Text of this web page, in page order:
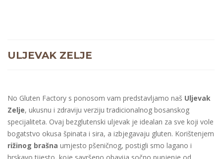
ULJEVAK ZELJE
No Gluten Factory s ponosom vam predstavljamo naš Uljevak
Zelje, ukusnu i zdraviju verziju tradicionalnog bosanskog
specijaliteta. Ovaj bezglutenski uljevak je idealan za sve koji vole
bogatstvo okusa špinata i sira, a izbjegavaju gluten. Korištenjem
rižinog brašna umjesto pšeničnog, postigli smo lagano i